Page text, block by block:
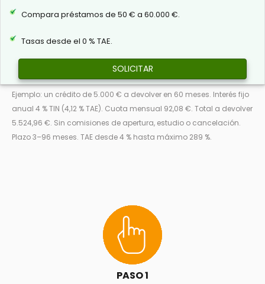
Compara préstamos de 50 € a 60.000 €.
Tasas desde el 0 % TAE.
SOLICITAR
Ejemplo: un crédito de 5.000 € a devolver en 60 meses. Interés fijo
anual 4 % TIN (4,12 % TAE). Cuota mensual 92,08 €. Total a devolver
5.524,96 €. Sin comisiones de apertura, estudio o cancelación.
Plazo 3–96 meses. TAE desde 4 % hasta máximo 289 %.
PASO 1